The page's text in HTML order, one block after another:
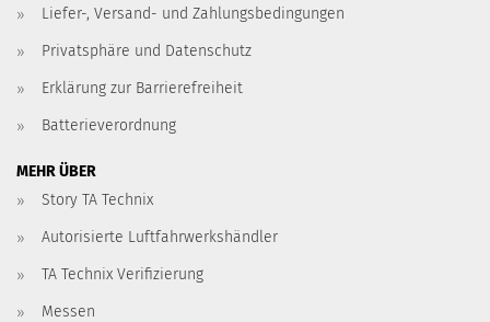
Liefer-, Versand- und Zahlungsbedingungen
Privatsphäre und Datenschutz
Erklärung zur Barrierefreiheit
Batterieverordnung
MEHR ÜBER
Story TA Technix
Autorisierte Luftfahrwerkshändler
TA Technix Verifizierung
Messen